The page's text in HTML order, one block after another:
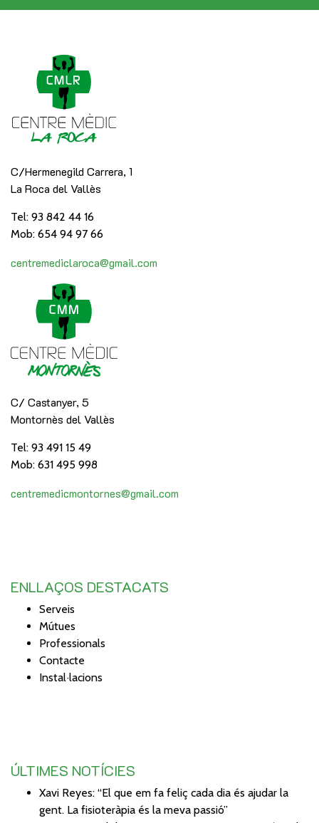
C/Hermenegild Carrera, 1
La Roca del Vallès
Tel: 93 842 44 16
Mob: 654 94 97 66
centremediclaroca@gmail.com
C/ Castanyer, 5
Montornès del Vallès
Tel: 93 491 15 49
Mob: 631 495 998
centremedicmontornes@gmail.com
ENLLAÇOS DESTACATS
Serveis
Mútues
Professionals
Contacte
Instal·lacions
ÚLTIMES NOTÍCIES
Xavi Reyes: “El que em fa feliç cada dia és ajudar la
gent. La fisioteràpia és la meva passió”